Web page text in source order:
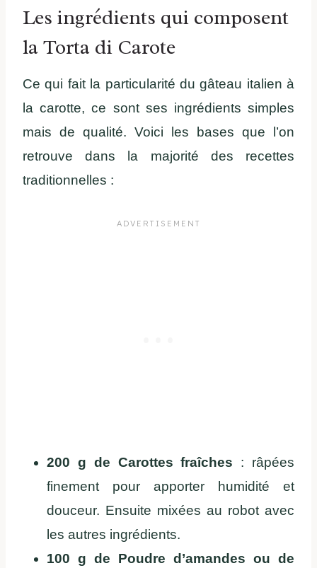
Les ingrédients qui composent
la Torta di Carote
Ce qui fait la particularité du gâteau italien à
la carotte, ce sont ses ingrédients simples
mais de qualité. Voici les bases que l’on
retrouve dans la majorité des recettes
traditionnelles :
200 g de Carottes fraîches : râpées
finement pour apporter humidité et
douceur. Ensuite mixées au robot avec
les autres ingrédients.
100 g de Poudre d’amandes ou de